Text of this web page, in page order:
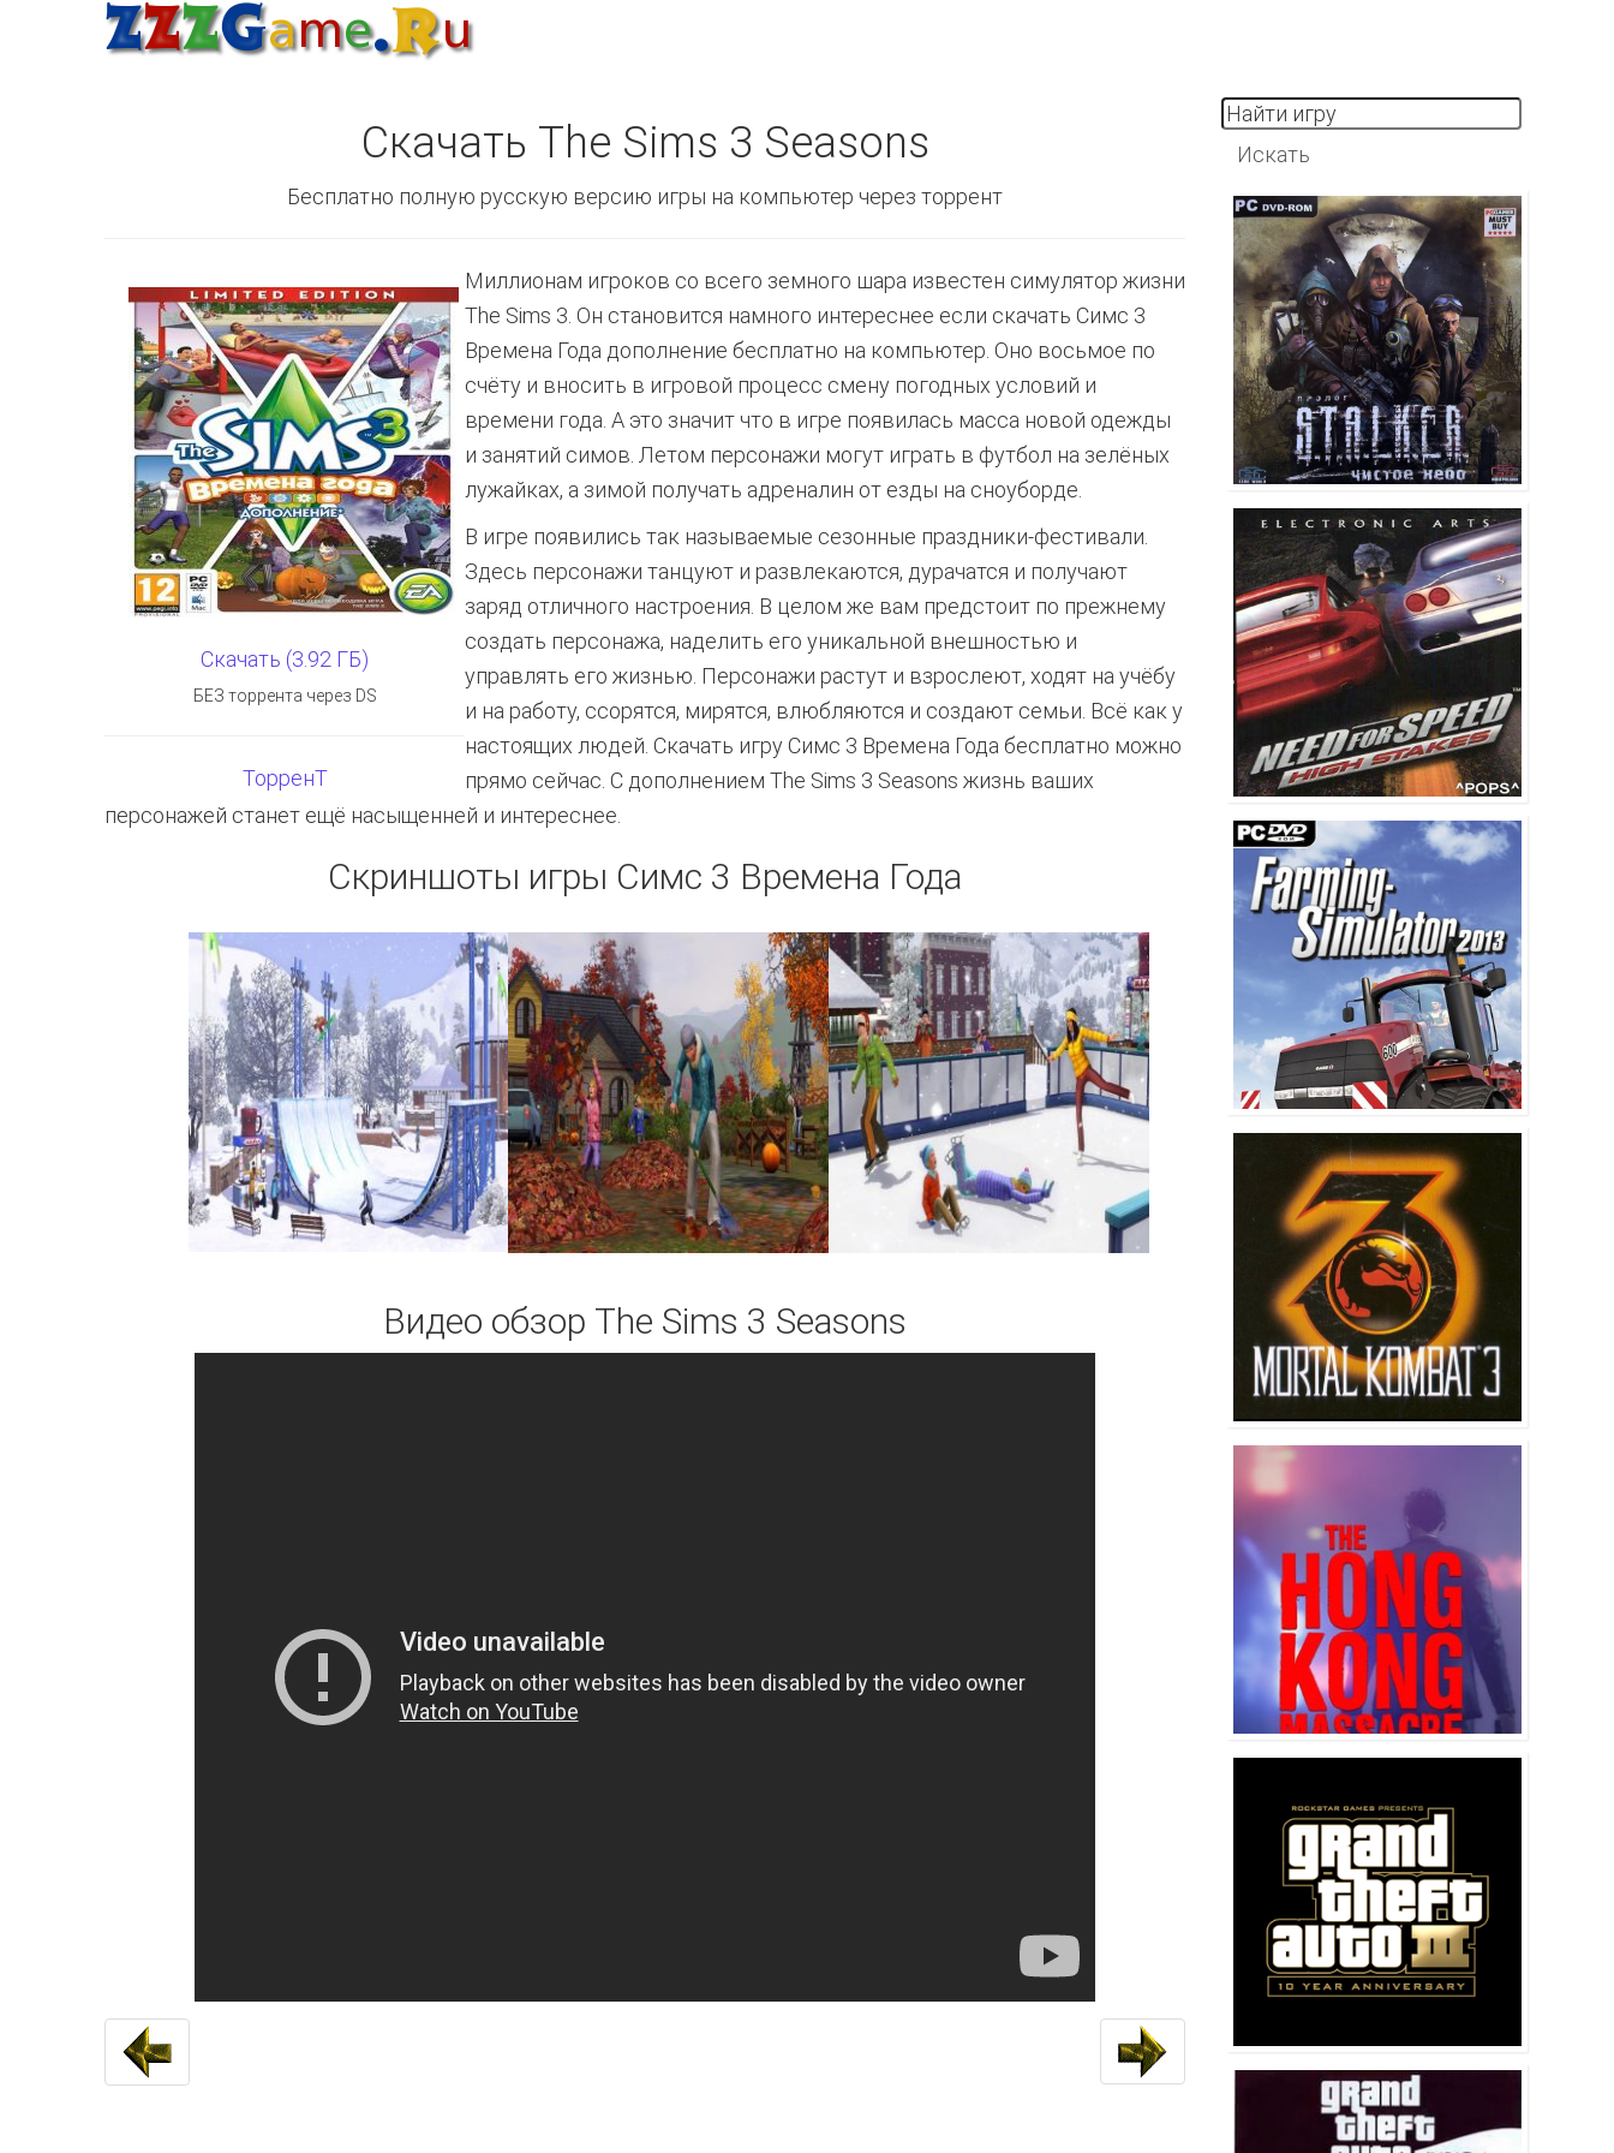
Скачать The Sims 3 Seasons
Бесплатно полную русскую версию игры на компьютер через торрент
Скачать (3.92 ГБ)
БЕЗ торрента через DS
ТорренТ
Миллионам игроков со всего земного шара известен симулятор жизни
The Sims 3. Он становится намного интереснее если скачать Симс 3
Времена Года дополнение бесплатно на компьютер. Оно восьмое по
счёту и вносить в игровой процесс смену погодных условий и
времени года. А это значит что в игре появилась масса новой одежды
и занятий симов. Летом персонажи могут играть в футбол на зелёных
лужайках, а зимой получать адреналин от езды на сноуборде.
В игре появились так называемые сезонные праздники-фестивали.
Здесь персонажи танцуют и развлекаются, дурачатся и получают
заряд отличного настроения. В целом же вам предстоит по прежнему
создать персонажа, наделить его уникальной внешностью и
управлять его жизнью. Персонажи растут и взрослеют, ходят на учёбу
и на работу, ссорятся, мирятся, влюбляются и создают семьи. Всё как у
настоящих людей. Скачать игру Симс 3 Времена Года бесплатно можно
прямо сейчас. С дополнением The Sims 3 Seasons жизнь ваших
персонажей станет ещё насыщенней и интереснее.
Скриншоты игры Симс 3 Времена Года
Видео обзор The Sims 3 Seasons